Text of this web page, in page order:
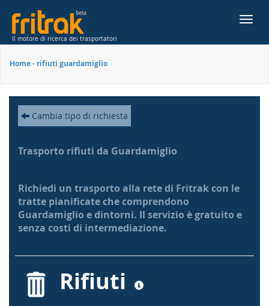
Il motore di ricerca dei trasportatori
Home- rifiuti guardamiglio
Cambia tipo di richiesta
Trasporto rifiuti da Guardamiglio
Richiedi un trasporto alla rete di Fritrak con le
tratte pianificate che comprendono
Guardamiglio e dintorni. Il servizio è gratuito e
senza costi di intermediazione.
Rifiuti